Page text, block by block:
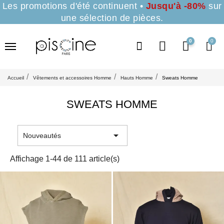
Les promotions d'été continuent • Jusqu'à -80% sur
une sélection de pièces.
0
Accueil Vêtements et accessoires Homme Hauts Homme Sweats Homme
SWEATS HOMME
Nouveautés 
Affichage 1-44 de 111 article(s)